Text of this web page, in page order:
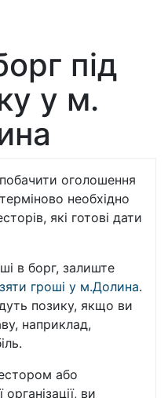
під
у м.
оголошення
необхідно
які готові дати
в борг, залиште
гроші у м.Долина.
позику, якщо ви
наприклад,
або
ви